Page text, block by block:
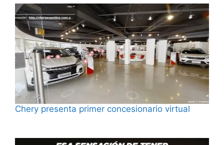
Chery presenta primer concesionario virtual